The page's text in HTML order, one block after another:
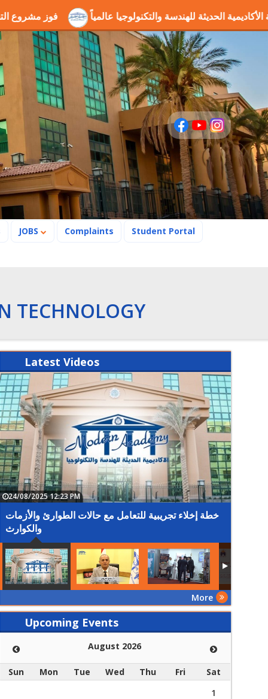
يرسخ مكانة الأكاديمية الحديثة للهندسة والتكنولوجيا عالمياً
JOBS Complaints Student Portal
TECHNOLOGY
إنجاز علمي جديد
​بكل فخر واعتزاز يتقدم قسم
الشكر والتقدير الي د /
بقسم هندسة التصنيع وتكنولوجيا الانتاج علي نشر عدد 2 ورقة ...
الحديثة للهندسة
والتكنولوجيا عالمياً
وتكنولوجيا الانتاج بخالص
عضو هيئة تدريس بقسم
LatestVideos
خطة إخلاء تجريبية للتعامل مع حالات الطوارئ والأزمات
والكوارث
24/08/2025 12:23 PM
More
Upcoming Events
August 2026
Sun Mon Tue Wed Thu Fri
Sat
1